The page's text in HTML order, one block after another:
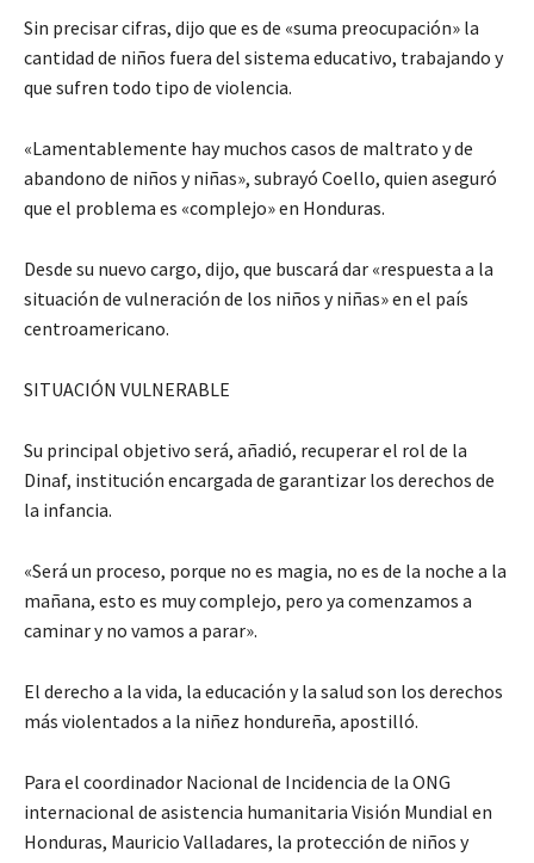
Sin precisar cifras, dijo que es de «suma preocupación» la
cantidad de niños fuera del sistema educativo, trabajando y
que sufren todo tipo de violencia.
«Lamentablemente hay muchos casos de maltrato y de
abandono de niños y niñas», subrayó Coello, quien aseguró
que el problema es «complejo» en Honduras.
Desde su nuevo cargo, dijo, que buscará dar «respuesta a la
situación de vulneración de los niños y niñas» en el país
centroamericano.
SITUACIÓN VULNERABLE
Su principal objetivo será, añadió, recuperar el rol de la
Dinaf, institución encargada de garantizar los derechos de
la infancia.
«Será un proceso, porque no es magia, no es de la noche a la
mañana, esto es muy complejo, pero ya comenzamos a
caminar y no vamos a parar».
El derecho a la vida, la educación y la salud son los derechos
más violentados a la niñez hondureña, apostilló.
Para el coordinador Nacional de Incidencia de la ONG
internacional de asistencia humanitaria Visión Mundial en
Honduras, Mauricio Valladares, la protección de niños y